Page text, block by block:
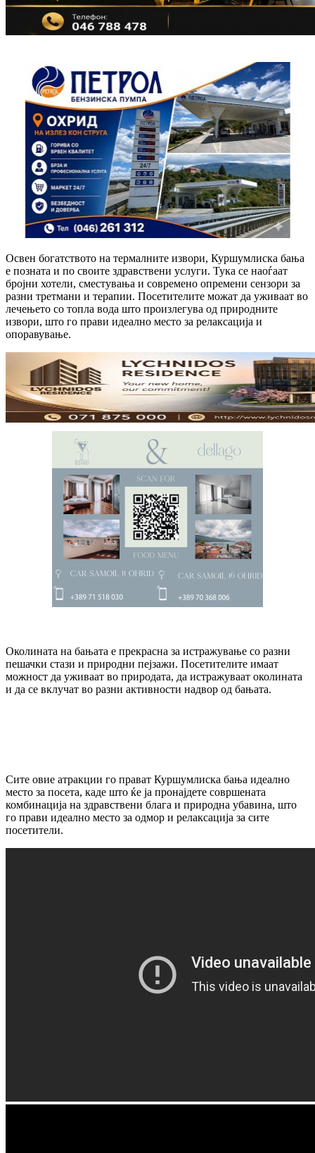
Освен богатството на термалните извори, Куршумлиска бања
е позната и по своите здравствени услуги. Тука се наоѓаат
бројни хотели, сместувања и современо опремени сензори за
разни третмани и терапии. Посетителите можат да уживаат во
лечењето со топла вода што произлегува од природните
извори, што го прави идеално место за релаксација и
опоравување.
Околината на бањата е прекрасна за истражување со разни
пешачки стази и природни пејзажи. Посетителите имаат
можност да уживаат во природата, да истражуваат околината
и да се вклучат во разни активности надвор од бањата.
Сите овие атракции го прават Куршумлиска бања идеално
место за посета, каде што ќе ја пронајдете совршената
комбинација на здравствени блага и природна убавина, што
го прави идеално место за одмор и релаксација за сите
посетители.